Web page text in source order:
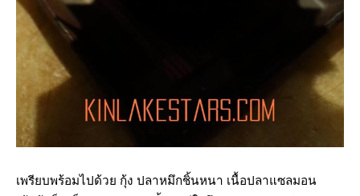
เพรียบพร้อมไปด้วย กุ้ง ปลาหมึกชิ้นหนา เนื้อปลาแซลมอน